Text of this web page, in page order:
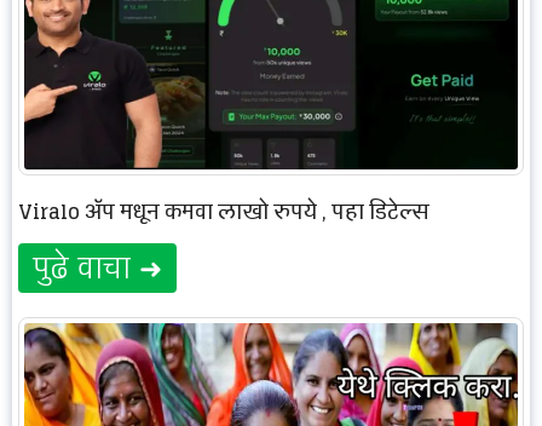
Viralo ॲप मधून कमवा लाखो रुपये , पहा डिटेल्स
पुढे वाचा ➜